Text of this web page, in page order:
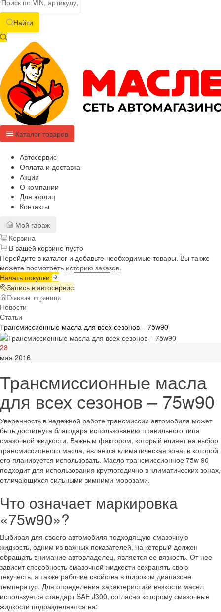
Найти
Каталог товаров
Автосервис
Оплата и доставка
Акции
О компании
Для юрлиц
Контакты
Мой гараж
Корзина
В вашей корзине пусто
Перейдите в каталог и добавьте необходимые товары. Вы также
можете посмотреть историю заказов.
Начать покупки
Запись в автосервис
Главная страница
Новости
Статьи
Трансмиссионные масла для всех сезонов – 75w90
28
мая 2016
Трансмиссионные масла
для всех сезонов – 75w90
Уверенность в надежной работе трансмиссии автомобиля может
быть достигнута благодаря использованию правильного типа
смазочной жидкости. Важным фактором, который влияет на выбор
трансмиссионного масла, является климатическая зона, в которой
его планируется использовать. Масло трансмиссионное 75w 90
подходит для использования круглогодично в климатических зонах,
отличающихся сильными зимними морозами.
Что означает маркировка
«75w90»?
Выбирая для своего автомобиля подходящую смазочную
жидкость, одним из важных показателей, на который должен
обращать внимание автовладелец, является ее вязкость. От нее
зависит способность смазочной жидкости сохранять свою
текучесть, а также рабочие свойства в широком диапазоне
температур. Для определения характеристики вязкости масел
используется стандарт SAE J300, согласно которому смазочные
жидкости подразделяются на: